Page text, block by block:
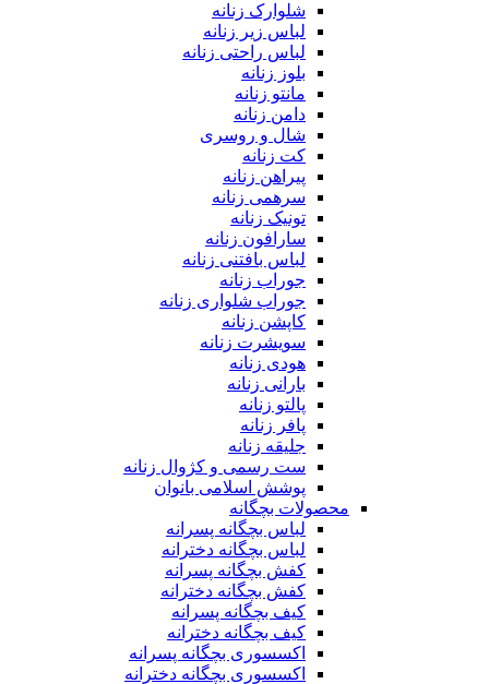
شلوارک زنانه
لباس زیر زنانه
لباس راحتی زنانه
بلوز زنانه
مانتو زنانه
دامن زنانه
شال و روسری
کت زنانه
پیراهن زنانه
سرهمی زنانه
تونیک زنانه
سارافون زنانه
لباس بافتنی زنانه
جوراب زنانه
جوراب شلواری زنانه
کاپشن زنانه
سویشرت زنانه
هودی زنانه
بارانی زنانه
پالتو زنانه
پافر زنانه
جلیقه زنانه
ست رسمی و کژوال زنانه
پوشش اسلامی بانوان
محصولات بچگانه
لباس بچگانه پسرانه
لباس بچگانه دخترانه
کفش بچگانه پسرانه
کفش بچگانه دخترانه
کیف بچگانه پسرانه
کیف بچگانه دخترانه
اکسسوری بچگانه پسرانه
اکسسوری بچگانه دخترانه